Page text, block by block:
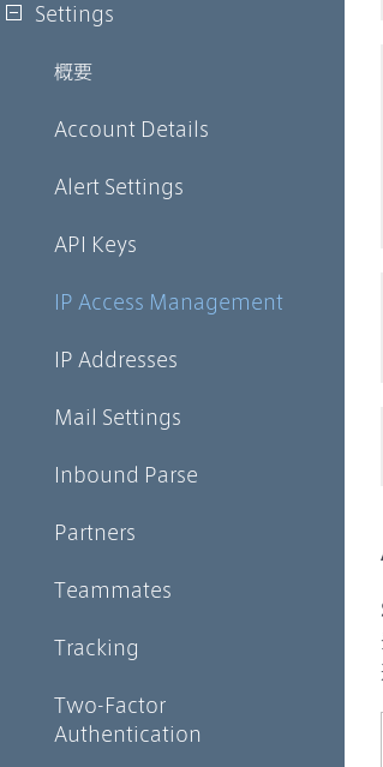
Settings
概要
Account Details
Alert Settings
API Keys
IP Access Management
IP Addresses
Mail Settings
Inbound Parse
Partners
Teammates
Tracking
Two-Factor
Authentication